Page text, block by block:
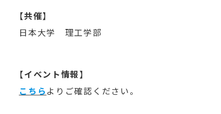
【共催】
日本大学 理工学部
【イベント情報】
こちら よりご確認ください。